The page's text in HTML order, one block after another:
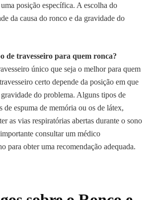
posição específica. A escolha do
da causa do ronco e da gravidade do
de travesseiro para quem ronca?
único que seja o melhor para quem
certo depende da posição em que
gravidade do problema. Alguns tipos de
de espuma de memória ou os de látex,
as vias respiratórias abertas durante o sono
consultar um médico
para obter uma recomendação adequada.